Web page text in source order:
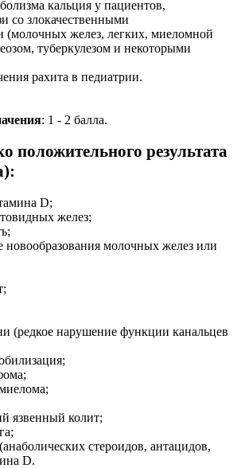
кальция у пациентов,
со злокачественными
(молочных желез, легких, миеломной
туберкулезом и некоторыми
рахита в педиатрии.
: 1 - 2 балла.
положительного результата
D;
желез;
новообразования молочных желез или
(редкое нарушение функции канальцев
язвенный колит;
стероидов, антацидов,
D.